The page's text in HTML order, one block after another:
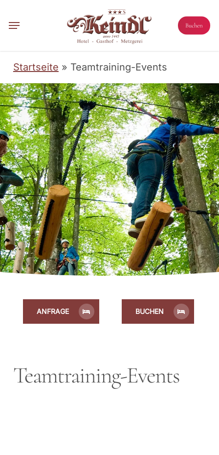
main
Buchen
Menu
Startseite » Teamtraining-Events
ANFRAGE BUCHEN
Teamtraining-Events